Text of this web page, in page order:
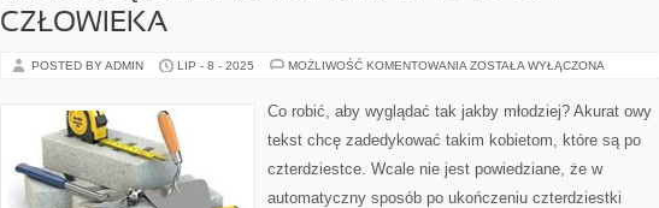
CZŁOWIEKA
POSTED BY ADMIN LIP - 8 - 2025 MOŻLIWOŚĆ KOMENTOWANIA NA
MA
WPŁYW
BYCIA
ZOSTAŁA WYŁĄCZONA
Co robić, aby wyglądać tak jakby młodziej? Akurat owy
tekst chcę zadedykować takim kobietom, które są po
czterdziestce. Wcale nie jest powiedziane, że w
automatyczny sposób po ukończeniu czterdziestki